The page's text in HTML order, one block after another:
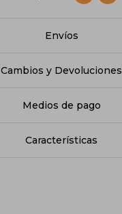
Envíos
Cambios y Devoluciones
Medios de pago
Características